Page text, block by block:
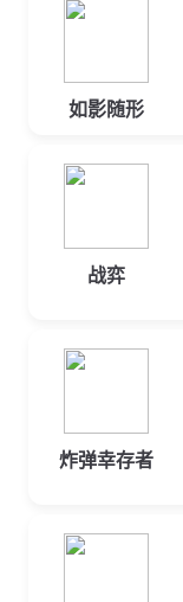
如影随形
战弈
炸弹幸存者